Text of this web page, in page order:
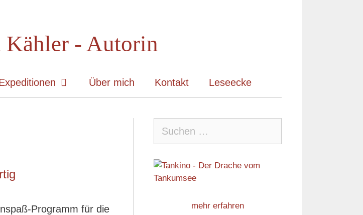
Kähler - Autorin
Über mich Kontakt Leseecke
Programm für die
nach:
mehr erfahren